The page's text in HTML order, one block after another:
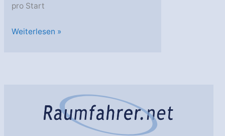
pro Start
Electron:
Weiterlesen »